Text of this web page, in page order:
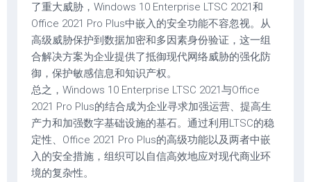
了重大威胁，Windows 10 Enterprise LTSC 2021和
Office 2021 Pro Plus中嵌入的安全功能不容忽视。从
高级威胁保护到数据加密和多因素身份验证，这一组
合解决方案为企业提供了抵御现代网络威胁的强化防
御，保护敏感信息和知识产权。
总之，Windows 10 Enterprise LTSC 2021与Office
2021 Pro Plus的结合成为企业寻求加强运营、提高生
产力和加强数字基础设施的基石。通过利用LTSC的稳
定性、Office 2021 Pro Plus的高级功能以及两者中嵌
入的安全措施，组织可以自信高效地应对现代商业环
境的复杂性。